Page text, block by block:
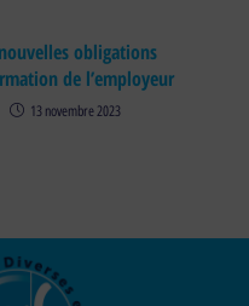
obligations
de l’employeur
13 novembre 2023